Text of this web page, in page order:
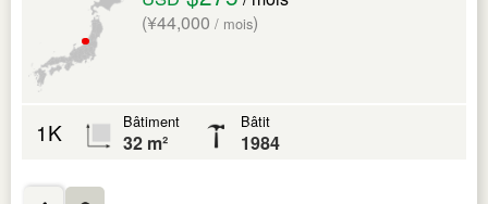
(¥44,000 / mois)
1K Bâtiment
32 m²
Bâtit
1984